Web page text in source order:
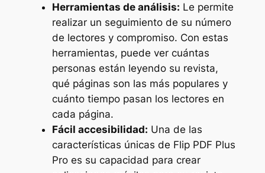
Herramientas de análisis: Le permite
realizar un seguimiento de su número
de lectores y compromiso. Con estas
herramientas, puede ver cuántas
personas están leyendo su revista,
qué páginas son las más populares y
cuánto tiempo pasan los lectores en
cada página.
Fácil accesibilidad: Una de las
características únicas de Flip PDF Plus
Pro es su capacidad para crear